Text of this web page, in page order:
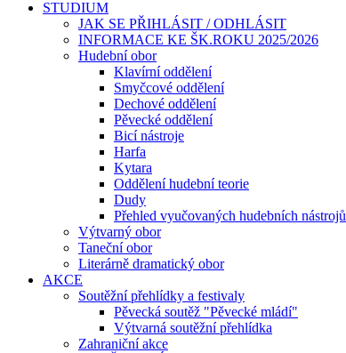
STUDIUM
JAK SE PŘIHLÁSIT / ODHLÁSIT
INFORMACE KE ŠK.ROKU 2025/2026
Hudební obor
Klavírní oddělení
Smyčcové oddělení
Dechové oddělení
Pěvecké oddělení
Bicí nástroje
Harfa
Kytara
Oddělení hudební teorie
Dudy
Přehled vyučovaných hudebních nástrojů
Výtvarný obor
Taneční obor
Literárně dramatický obor
AKCE
Soutěžní přehlídky a festivaly
Pěvecká soutěž "Pěvecké mládí"
Výtvarná soutěžní přehlídka
Zahraniční akce